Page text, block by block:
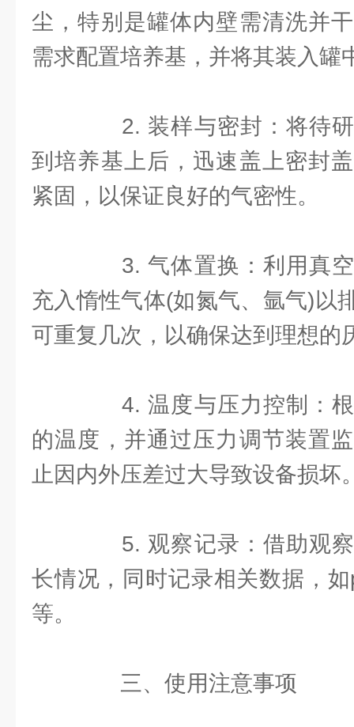
尘，特别是罐体内壁需清洗并
需求配置培养基，并将其装入罐
2. 装样与密封：将待研
到培养基上后，迅速盖上密封
紧固，以保证良好的气密性。
3. 气体置换：利用真空
充入惰性气体(如氮气、氩气)以
可重复几次，以确保达到理想的
4. 温度与压力控制：根
的温度，并通过压力调节装置
止因内外压差过大导致设备损坏
5. 观察记录：借助观察
长情况，同时记录相关数据，
等。
三、使用注意事项